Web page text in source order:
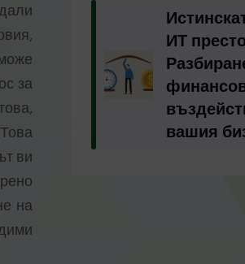
за
ви
на
ИТ
вашия